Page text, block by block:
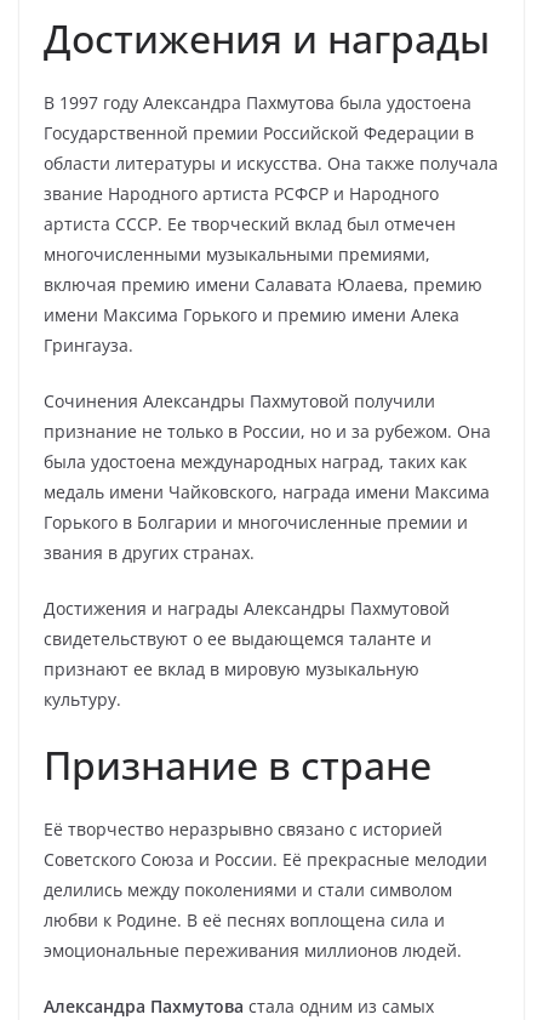
Достижения и награды
В 1997 году Александра Пахмутова была удостоена
Государственной премии Российской Федерации в
области литературы и искусства. Она также получала
звание Народного артиста РСФСР и Народного
артиста СССР. Ее творческий вклад был отмечен
многочисленными музыкальными премиями,
включая премию имени Салавата Юлаева, премию
имени Максима Горького и премию имени Алека
Грингауза.
Сочинения Александры Пахмутовой получили
признание не только в России, но и за рубежом. Она
была удостоена международных наград, таких как
медаль имени Чайковского, награда имени Максима
Горького в Болгарии и многочисленные премии и
звания в других странах.
Достижения и награды Александры Пахмутовой
свидетельствуют о ее выдающемся таланте и
признают ее вклад в мировую музыкальную
культуру.
Признание в стране
Её творчество неразрывно связано с историей
Советского Союза и России. Её прекрасные мелодии
делились между поколениями и стали символом
любви к Родине. В её песнях воплощена сила и
эмоциональные переживания миллионов людей.
Александра Пахмутова стала одним из самых